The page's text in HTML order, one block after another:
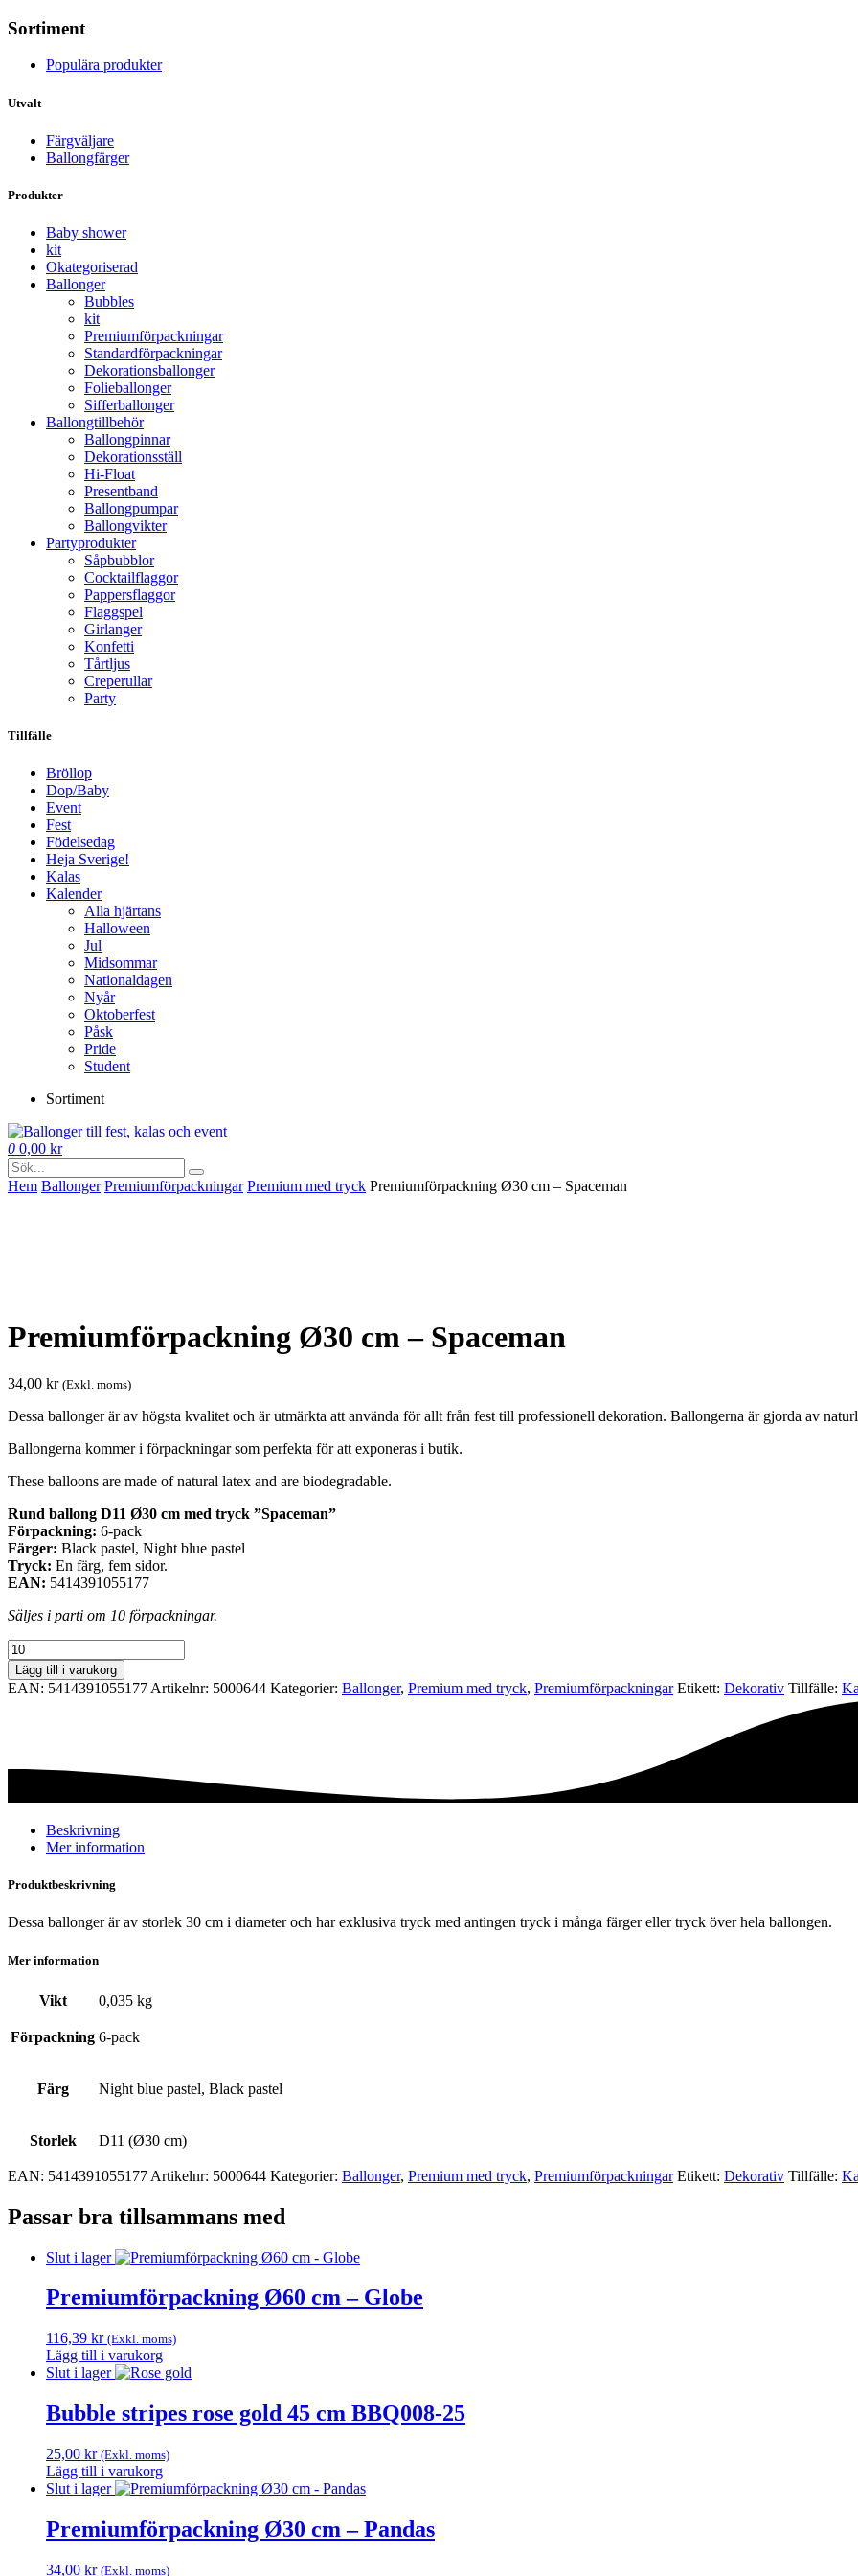
Sortiment
Populära produkter
Utvalt
Färgväljare
Ballongfärger
Produkter
Baby shower
kit
Okategoriserad
Ballonger
Bubbles
kit
Premium­förpackningar
Standard­­förpackningar
Dekorations­ballonger
Folie­­­ballonger
Siffer­­ballonger
Ballong­tillbehör
Ballongpinnar
Dekorationsställ
Hi-Float
Presentband
Ballongpumpar
Ballong­vikter
Party­­produkter
Såpbubblor
Cocktail­flaggor
Pappers­flaggor
Flaggspel
Girlanger
Konfetti
Tårtljus
Creperullar
Party
Tillfälle
Bröllop
Dop/Baby
Event
Fest
Födelsedag
Heja Sverige!
Kalas
Kalender
Alla hjärtans
Halloween
Jul
Midsommar
Nationaldagen
Nyår
Oktoberfest
Påsk
Pride
Student
Sortiment
0 0,00 kr
Hem Ballonger Premium­förpackningar Premium med tryck Premiumförpackning Ø30 cm – Spaceman
Premiumförpackning Ø30 cm – Spaceman
34,00 kr (Exkl. moms)
Dessa ballonger är av högsta kvalitet och är utmärkta att använda för allt från fest till professionell dekoration. Ballongerna är gjorda av
Ballongerna kommer i förpackningar som perfekta för att exponeras i butik.
These balloons are made of natural latex and are biodegradable.
Rund ballong D11 Ø30 cm med tryck ”Spaceman”
Förpackning: 6-pack
Färger: Black pastel, Night blue pastel
Tryck: En färg, fem sidor.
EAN: 5414391055177
Säljes i parti om 10 förpackningar.
Premiumförpackning
Ø30
cm
-
Lägg till i varukorg
EAN: 5414391055177 Artikelnr: 5000644 Kategorier: Ballonger, Premium med tryck, Premium­förpackningar Etikett: Dekorativ Tillfälle:
Beskrivning
Mer information
Produktbeskrivning
Dessa ballonger är av storlek 30 cm i diameter och har exklusiva tryck med antingen tryck i många färger eller tryck över hela ballongen.
Mer information
Vikt 0,035 kg
Förpackning 6-pack
Färg Night blue pastel, Black pastel
Storlek D11 (Ø30 cm)
EAN: 5414391055177 Artikelnr: 5000644 Kategorier: Ballonger, Premium med tryck, Premium­förpackningar Etikett: Dekorativ Tillfälle:
Passar bra tillsammans med
Slut i lager
Premiumförpackning Ø60 cm – Globe
116,39 kr (Exkl. moms)
Lägg till i varukorg
Slut i lager
Bubble stripes rose gold 45 cm BBQ008-25
25,00 kr (Exkl. moms)
Lägg till i varukorg
Slut i lager
Premiumförpackning Ø30 cm – Pandas
34,00 kr (Exkl. moms)